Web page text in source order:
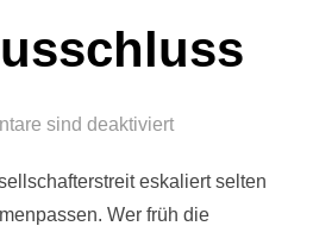
sind deaktiviert
eskaliert selten
Wer früh die